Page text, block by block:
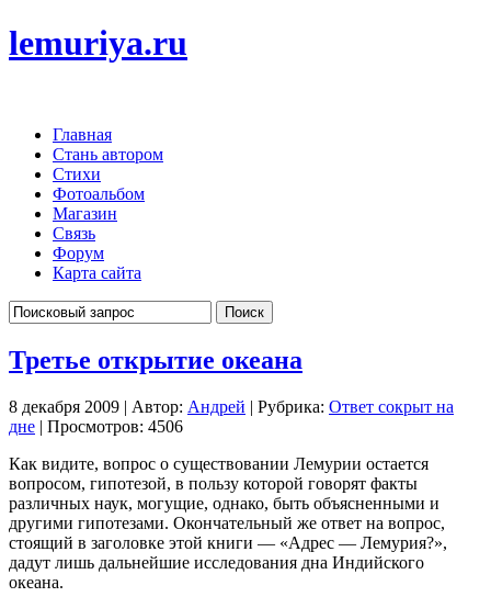
lemuriya.ru
Главная
Стань автором
Стихи
Фотоальбом
Магазин
Связь
Форум
Карта сайта
Третье открытие океана
8 декабря 2009 | Автор: Андрей | Рубрика: Ответ сокрыт на
дне | Просмотров: 4506
Как видите, вопрос о существовании Лемурии остается
вопросом, гипотезой, в пользу которой говорят факты
различных наук, могущие, однако, быть объясненными и
другими гипотезами. Окончательный же ответ на вопрос,
стоящий в заголовке этой книги — «Адрес — Лемурия?»,
дадут лишь дальнейшие исследования дна Индийского
океана.